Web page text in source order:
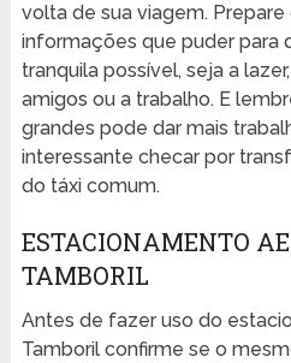
volta de sua viagem.
informações que puder para
tranquila possível, seja a
amigos ou a trabalho. E
grandes pode dar mais
interessante checar por
do táxi comum.
ESTACIONAMENTO
TAMBORIL
Antes de fazer uso do
Tamboril confirme se o